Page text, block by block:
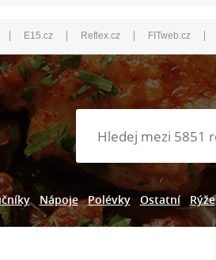
| E15.cz | Reflex.cz | FITweb.cz |
Nápoje Polévky Ostatní Rýže